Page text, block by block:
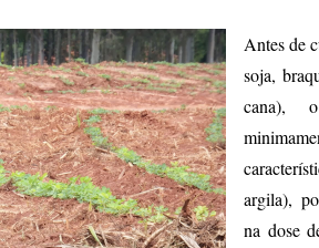
Antes de
soja,
cana),
argila),
na dose